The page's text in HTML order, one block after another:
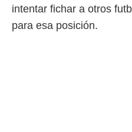
sitio
IP
de
intentar fichar a otros
para esa posición.